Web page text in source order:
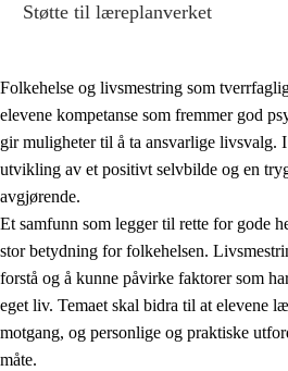
2. Prinsipper for læring,
2.1 Sosial læring og utvikling
Støtte til læreplanverket
Folkehelse og livsmestring som
elevene kompetanse som fremmer god
gir muligheter til å ta ansvarlige livsvalg.
utvikling av et positivt selvbilde og en
avgjørende.
Et samfunn som legger til rette for gode
stor betydning for folkehelsen.
forstå og å kunne påvirke faktorer som
eget liv. Temaet skal bidra til at elevene
motgang, og personlige og praktiske
måte.